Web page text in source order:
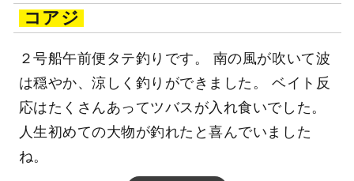
コアジ
２号船午前便タテ釣りです。 南の風が吹いて波
は穏やか、涼しく釣りができました。 ベイト反
応はたくさんあってツバスが入れ食いでした。
人生初めての大物が釣れたと喜んでいました
ね。